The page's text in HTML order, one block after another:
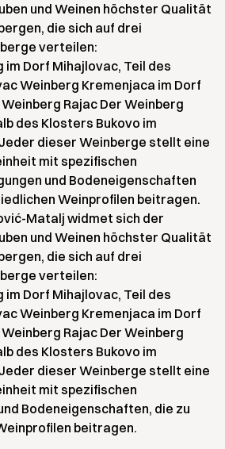
und Weinen höchster Qualität
die sich auf drei
verteilen:
Dorf Mihajlovac, Teil des
Weinberg Kremenjaca im Dorf
Rajac Der Weinberg
des Klosters Bukovo im
dieser Weinberge stellt eine
mit spezifischen
und Bodeneigenschaften
Weinprofilen beitragen.
Matalj widmet sich der
und Weinen höchster Qualität
die sich auf drei
verteilen:
Dorf Mihajlovac, Teil des
Weinberg Kremenjaca im Dorf
Rajac Der Weinberg
des Klosters Bukovo im
dieser Weinberge stellt eine
mit spezifischen
Bodeneigenschaften, die zu
beitragen.